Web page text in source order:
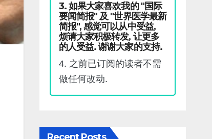
3. 如果大家喜欢我的 "国际
要闻简报" 及 "世界医学最新
简报", 感觉可以从中受益,
烦请大家积极转发, 让更多
的人受益. 谢谢大家的支持.
4. 之前已订阅的读者不需
做任何改动.